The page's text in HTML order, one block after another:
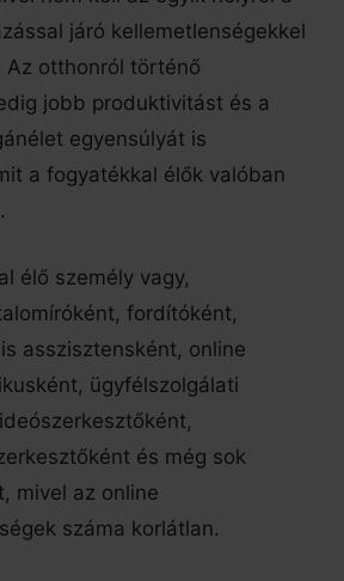
járó kellemetlenségekkel
Az otthonról történő
jobb produktivitást és a
egyensúlyát is
a fogyatékkal élők valóban
élő személy vagy,
fordítóként,
asszisztensként, online
ügyfélszolgálati
és még sok
mivel az online
száma korlátlan.